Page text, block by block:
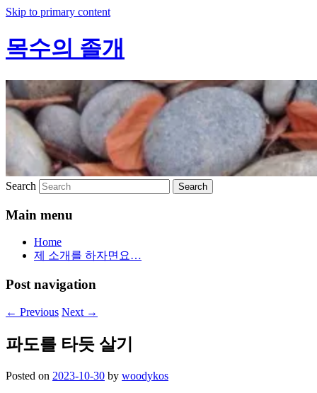
Skip to primary content
목수의 졸개
Search
Main menu
Home
제 소개를 하자면요…
Post navigation
← Previous Next →
파도를 타듯 살기
Posted on 2023-10-30 by woodykos